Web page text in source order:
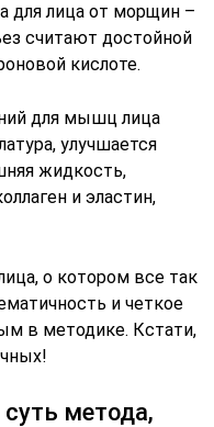
для лица от морщин –
считают достойной
кислоте.
для мышц лица
улучшается
жидкость,
и эластин,
о котором все так
и четкое
в методике. Кстати,
метода,